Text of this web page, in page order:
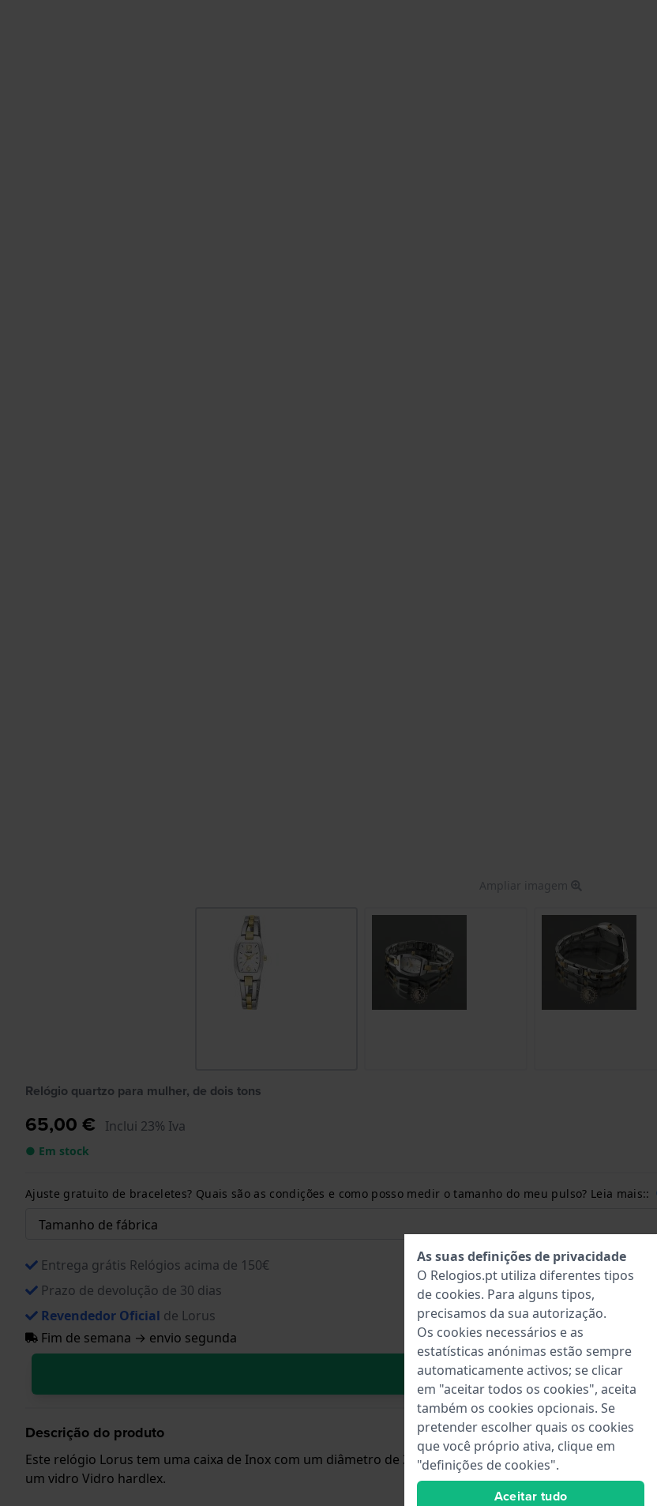
Ampliar imagem
Relógio quartzo para mulher, de dois tons
65,00 € Inclui 23% Iva
● Em stock
Ajuste gratuito de braceletes? Quais são as condições e como posso medir o tamanho do meu pulso? Leia mais::
Entrega grátis Relógios acima de 150€
Prazo de devolução de 30 dias
Revendedor Oficial de Lorus
Fim de semana → envio segunda
No carrinho
Descrição do produto
Este relógio Lorus tem uma caixa de Inox com um diâmetro de 36 mm e está equipado com uma
um vidro Vidro hardlex.
As suas definições de privacidade
O Relogios.pt utiliza diferentes tipos
de cookies. Para alguns tipos,
precisamos da sua autorização.
Os cookies necessários e as
estatísticas anónimas estão sempre
automaticamente activos; se clicar
em "aceitar todos os cookies", aceita
também os cookies opcionais. Se
pretender escolher quais os cookies
que você próprio ativa, clique em
"definições de cookies".
Aceitar tudo